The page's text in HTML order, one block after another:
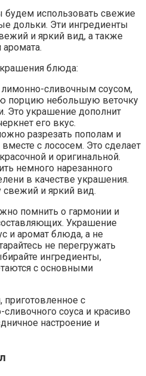
использовать свежие
дольки. Эти ингредиенты
и яркий вид, а также
блюда:
лимонно-сливочным соусом,
порцию небольшую веточку
Это украшение дополнит
его вкус.
разрезать пополам и
с лососем. Это сделает
и оригинальной.
немного нарезанного
в качестве украшения.
и яркий вид.
помнить о гармонии и
Украшение
и аромат блюда, а не
не перегружать
ингредиенты,
с основными
с
соуса и красиво
настроение и